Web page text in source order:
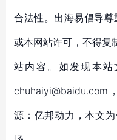
合法性。出海易倡导
或本网站许可，不得复
站内容。如发现本
chuhaiyi@baidu.com
源：亿邦动力，本文